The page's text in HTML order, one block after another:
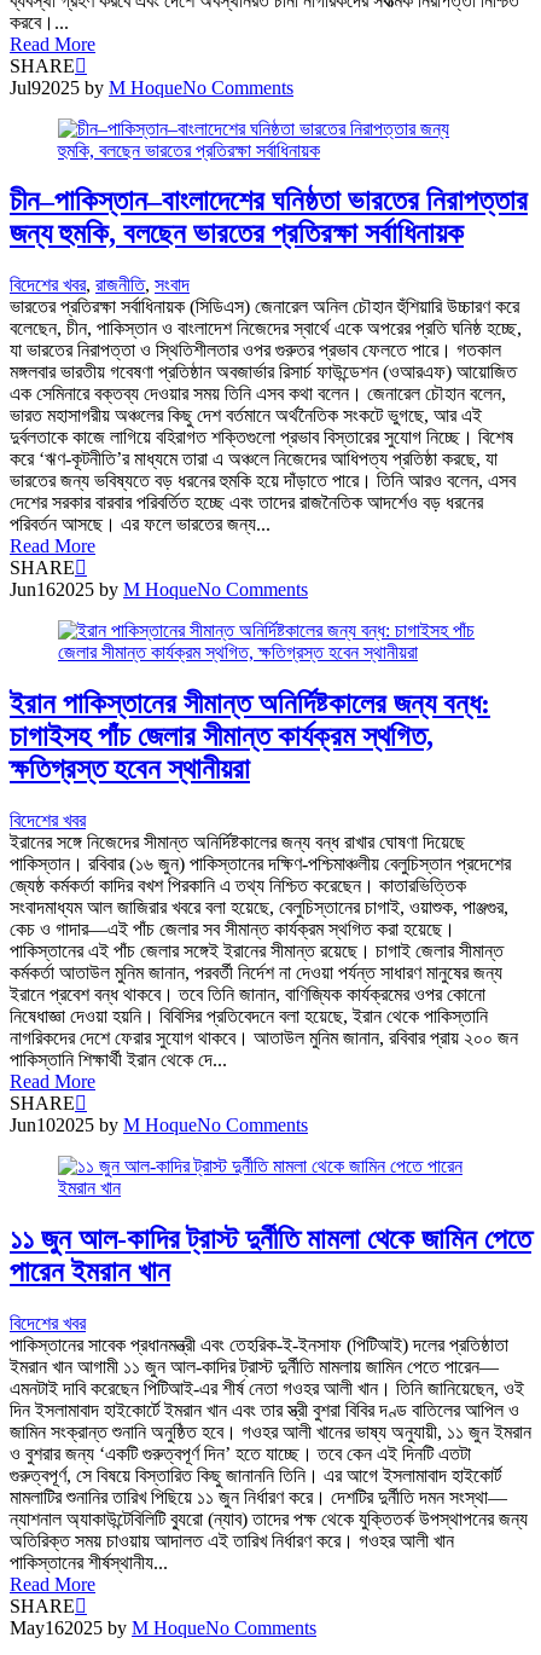
করবে।...
Read More
SHARE
Jul92025 by M HoqueNo Comments
চীন–পাকিস্তান–বাংলাদেশের ঘনিষ্ঠতা ভারতের নিরাপত্তার
জন্য হুমকি, বলছেন ভারতের প্রতিরক্ষা সর্বাধিনায়ক
বিদেশের খবর, রাজনীতি, সংবাদ
ভারতের প্রতিরক্ষা সর্বাধিনায়ক (সিডিএস) জেনারেল অনিল চৌহান হুঁশিয়ারি উচ্চারণ করে
বলেছেন, চীন, পাকিস্তান ও বাংলাদেশ নিজেদের স্বার্থে একে অপরের প্রতি ঘনিষ্ঠ হচ্ছে,
যা ভারতের নিরাপত্তা ও স্থিতিশীলতার ওপর গুরুতর প্রভাব ফেলতে পারে। গতকাল
মঙ্গলবার ভারতীয় গবেষণা প্রতিষ্ঠান অবজার্ভার রিসার্চ ফাউন্ডেশন (ওআরএফ) আয়োজিত
এক সেমিনারে বক্তব্য দেওয়ার সময় তিনি এসব কথা বলেন। জেনারেল চৌহান বলেন,
ভারত মহাসাগরীয় অঞ্চলের কিছু দেশ বর্তমানে অর্থনৈতিক সংকটে ভুগছে, আর এই
দুর্বলতাকে কাজে লাগিয়ে বহিরাগত শক্তিগুলো প্রভাব বিস্তারের সুযোগ নিচ্ছে। বিশেষ
করে ‘ঋণ-কূটনীতি’র মাধ্যমে তারা এ অঞ্চলে নিজেদের আধিপত্য প্রতিষ্ঠা করছে, যা
ভারতের জন্য ভবিষ্যতে বড় ধরনের হুমকি হয়ে দাঁড়াতে পারে। তিনি আরও বলেন, এসব
দেশের সরকার বারবার পরিবর্তিত হচ্ছে এবং তাদের রাজনৈতিক আদর্শেও বড় ধরনের
পরিবর্তন আসছে। এর ফলে ভারতের জন্য...
Read More
SHARE
Jun162025 by M HoqueNo Comments
ইরান পাকিস্তানের সীমান্ত অনির্দিষ্টকালের জন্য বন্ধ:
চাগাইসহ পাঁচ জেলার সীমান্ত কার্যক্রম স্থগিত,
ক্ষতিগ্রস্ত হবেন স্থানীয়রা
বিদেশের খবর
ইরানের সঙ্গে নিজেদের সীমান্ত অনির্দিষ্টকালের জন্য বন্ধ রাখার ঘোষণা দিয়েছে
পাকিস্তান। রবিবার (১৬ জুন) পাকিস্তানের দক্ষিণ-পশ্চিমাঞ্চলীয় বেলুচিস্তান প্রদেশের
জ্যেষ্ঠ কর্মকর্তা কাদির বখশ পিরকানি এ তথ্য নিশ্চিত করেছেন। কাতারভিত্তিক
সংবাদমাধ্যম আল জাজিরার খবরে বলা হয়েছে, বেলুচিস্তানের চাগাই, ওয়াশুক, পাঞ্জগুর,
কেচ ও গাদার—এই পাঁচ জেলার সব সীমান্ত কার্যক্রম স্থগিত করা হয়েছে।
পাকিস্তানের এই পাঁচ জেলার সঙ্গেই ইরানের সীমান্ত রয়েছে। চাগাই জেলার সীমান্ত
কর্মকর্তা আতাউল মুনিম জানান, পরবর্তী নির্দেশ না দেওয়া পর্যন্ত সাধারণ মানুষের জন্য
ইরানে প্রবেশ বন্ধ থাকবে। তবে তিনি জানান, বাণিজ্যিক কার্যক্রমের ওপর কোনো
নিষেধাজ্ঞা দেওয়া হয়নি। বিবিসির প্রতিবেদনে বলা হয়েছে, ইরান থেকে পাকিস্তানি
নাগরিকদের দেশে ফেরার সুযোগ থাকবে। আতাউল মুনিম জানান, রবিবার প্রায় ২০০ জন
পাকিস্তানি শিক্ষার্থী ইরান থেকে দে...
Read More
SHARE
Jun102025 by M HoqueNo Comments
১১ জুন আল-কাদির ট্রাস্ট দুর্নীতি মামলা থেকে জামিন পেতে
পারেন ইমরান খান
বিদেশের খবর
পাকিস্তানের সাবেক প্রধানমন্ত্রী এবং তেহরিক-ই-ইনসাফ (পিটিআই) দলের প্রতিষ্ঠাতা
ইমরান খান আগামী ১১ জুন আল-কাদির ট্রাস্ট দুর্নীতি মামলায় জামিন পেতে পারেন—
এমনটাই দাবি করেছেন পিটিআই-এর শীর্ষ নেতা গওহর আলী খান। তিনি জানিয়েছেন, ওই
দিন ইসলামাবাদ হাইকোর্টে ইমরান খান এবং তার স্ত্রী বুশরা বিবির দণ্ড বাতিলের আপিল ও
জামিন সংক্রান্ত শুনানি অনুষ্ঠিত হবে। গওহর আলী খানের ভাষ্য অনুযায়ী, ১১ জুন ইমরান
ও বুশরার জন্য ‘একটি গুরুত্বপূর্ণ দিন’ হতে যাচ্ছে। তবে কেন এই দিনটি এতটা
গুরুত্বপূর্ণ, সে বিষয়ে বিস্তারিত কিছু জানাননি তিনি। এর আগে ইসলামাবাদ হাইকোর্ট
মামলাটির শুনানির তারিখ পিছিয়ে ১১ জুন নির্ধারণ করে। দেশটির দুর্নীতি দমন সংস্থা—
ন্যাশনাল অ্যাকাউন্টেবিলিটি ব্যুরো (ন্যাব) তাদের পক্ষ থেকে যুক্তিতর্ক উপস্থাপনের জন্য
অতিরিক্ত সময় চাওয়ায় আদালত এই তারিখ নির্ধারণ করে। গওহর আলী খান
পাকিস্তানের শীর্ষস্থানীয...
Read More
SHARE
May162025 by M HoqueNo Comments